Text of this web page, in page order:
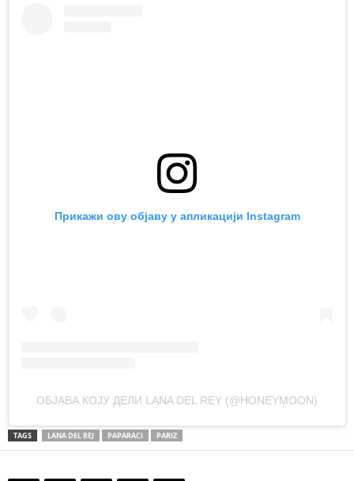
Прикажи ову објаву у апликацији Instagram
ОБЈАВА КОЈУ ДЕЛИ LANA DEL REY (@HONEYMOON)
TAGS LANA DEL REJ PAPARACI PARIZ